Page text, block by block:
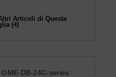
Articoli di Questa
(4)
OME-DB-24C-series